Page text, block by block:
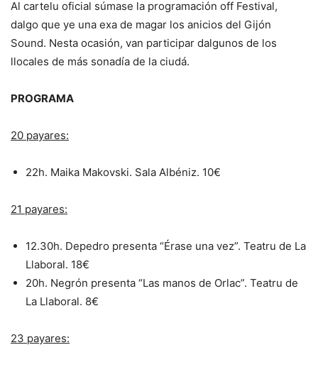
Al cartelu oficial súmase la programación off Festival,
dalgo que ye una exa de magar los anicios del Gijón
Sound. Nesta ocasión, van participar dalgunos de los
llocales de más sonadía de la ciudá.
PROGRAMA
20 payares:
22h. Maika Makovski. Sala Albéniz. 10€
21 payares:
12.30h. Depedro presenta “Érase una vez”. Teatru de La
Llaboral. 18€
20h. Negrón presenta “Las manos de Orlac”. Teatru de
La Llaboral. 8€
23 payares: